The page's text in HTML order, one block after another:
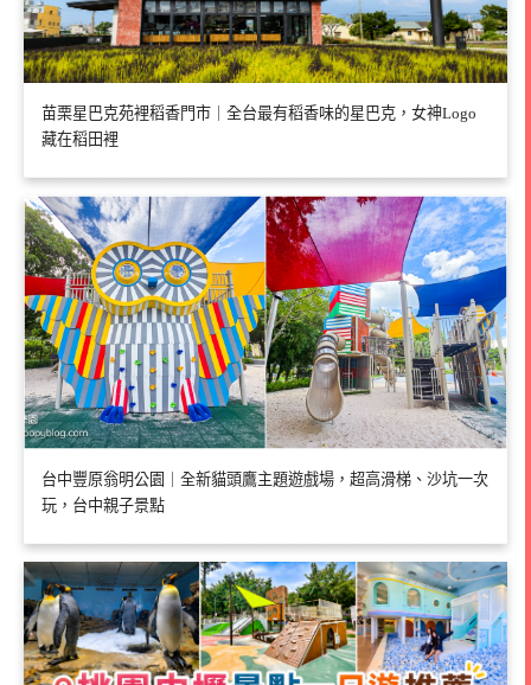
苗栗星巴克苑裡稻香門市｜全台最有稻香味的星巴克，女神Logo
藏在稻田裡
台中豐原翁明公園｜全新貓頭鷹主題遊戲場，超高滑梯、沙坑一次
玩，台中親子景點